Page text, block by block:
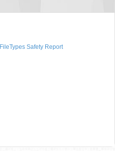
FileTypes Safety Report